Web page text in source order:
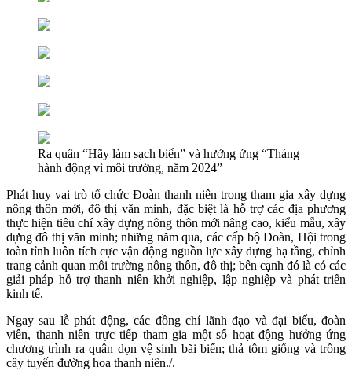
Ra quân “Hãy làm sạch biển” và hưởng ứng “Tháng
hành động vì môi trường, năm 2024”
Phát huy vai trò tổ chức Đoàn thanh niên trong tham gia xây dựng
nông thôn mới, đô thị văn minh, đặc biệt là hỗ trợ các địa phương
thực hiện tiêu chí xây dựng nông thôn mới nâng cao, kiểu mẫu, xây
dựng đô thị văn minh; những năm qua, các cấp bộ Đoàn, Hội trong
toàn tỉnh luôn tích cực vận động nguồn lực xây dựng hạ tầng, chỉnh
trang cảnh quan môi trường nông thôn, đô thị; bên cạnh đó là có các
giải pháp hỗ trợ thanh niên khởi nghiệp, lập nghiệp và phát triển
kinh tế.
Ngay sau lễ phát động, các đồng chí lãnh đạo và đại biểu, đoàn
viên, thanh niên trực tiếp tham gia một số hoạt động hưởng ứng
chương trình ra quân dọn vệ sinh bãi biển; thả tôm giống và trồng
cây tuyến đường hoa thanh niên./.